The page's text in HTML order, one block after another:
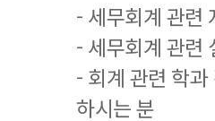
- 세무회계 관련
- 세무회계 관련
- 회계 관련 학
하시는 분